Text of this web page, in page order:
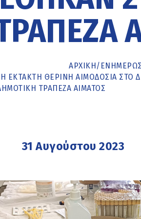
ΑΡΧΙΚΉ/
ΈΚΤΑΚΤΗ ΘΕΡΙΝΉ ΑΙΜΟΔΟΣΊΑ
ΤΡΆΠΕΖΑ ΑΊΜΑΤΟΣ
31 Αυγούστου 2023